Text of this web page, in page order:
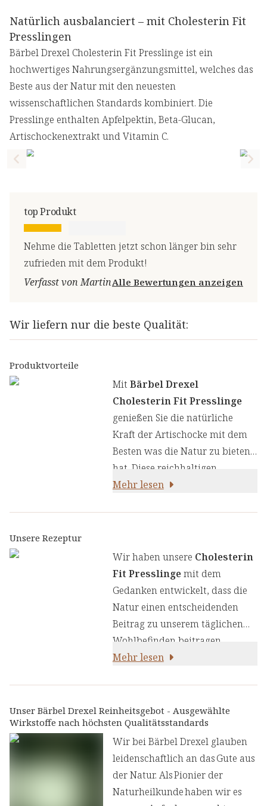
Natürlich ausbalanciert – mit Cholesterin Fit
Presslingen
Bärbel Drexel Cholesterin Fit Presslinge ist ein
hochwertiges Nahrungsergänzungsmittel, welches das
Beste aus der Natur mit den neuesten
wissenschaftlichen Standards kombiniert. Die
Presslinge enthalten Apfelpektin, Beta-Glucan,
Artischockenextrakt und Vitamin C.
Previous slide
top Produkt
Nehme die Tabletten jetzt schon länger bin sehr
zufrieden mit dem Produkt!
Verfasst von MartinAlle Bewertungen anzeigen
Wir liefern nur die beste Qualität:
Produktvorteile
Mit Bärbel Drexel
Cholesterin Fit Presslinge
genießen Sie die natürliche
Kraft der Artischocke mit dem
Besten was die Natur zu bieten
hat. Diese reichhaltigen
Presslinge enthalten sorgfältig
Mehr lesen
Unsere Rezeptur
Wir haben unsere Cholesterin
Fit Presslingemit dem
Gedanken entwickelt, dass die
Natur einen entscheidenden
Beitrag zu unserem täglichen
Wohlbefinden beitragen
kann. Hohe
beeinflussen. Daher ist es
wichtig den
Cholesterinstoffwechsel im Auge
zu behalten. Neben einer
gesunden, vollwertigen
Ernährung und Bewegung, kann
Mehr lesen
Unser Bärbel Drexel Reinheitsgebot - Ausgewählte
Wirkstoffe nach höchsten Qualitätsstandards
Wir bei Bärbel Drexel glauben
leidenschaftlich an das Gute aus
der Natur. Als Pionier der
Naturheilkunde haben wir es